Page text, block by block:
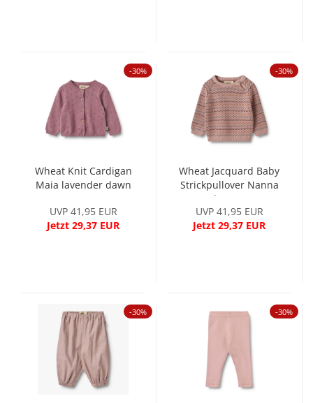
-30%
Wheat Knit Cardigan
Maia lavender dawn
UVP 41,95 EUR
Jetzt 29,37 EUR
-30%
Wheat Jacquard Baby
Strickpullover Nanna
dry rose
UVP 41,95 EUR
Jetzt 29,37 EUR
-30% -30%